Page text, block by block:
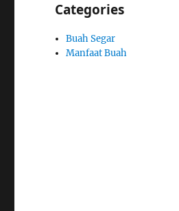
Categories
Buah Segar
Manfaat Buah